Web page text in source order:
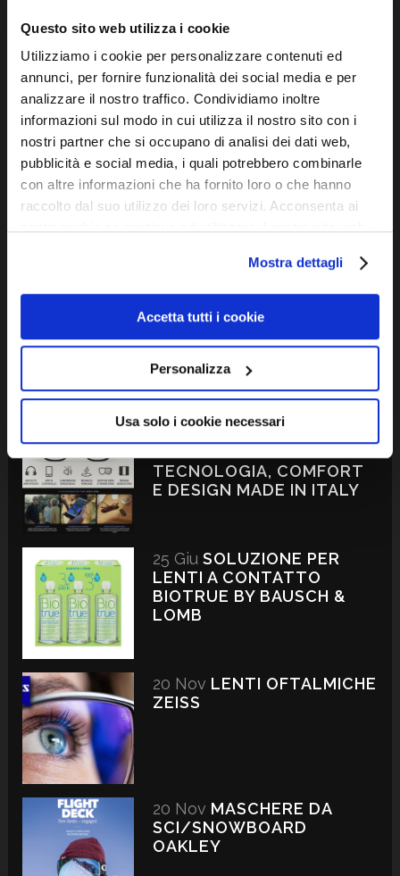
Questo sito web utilizza i cookie
Utilizziamo i cookie per personalizzare contenuti ed
annunci, per fornire funzionalità dei social media e per
analizzare il nostro traffico. Condividiamo inoltre
informazioni sul modo in cui utilizza il nostro sito con i
nostri partner che si occupano di analisi dei dati web,
pubblicità e social media, i quali potrebbero combinarle
con altre informazioni che ha fornito loro o che hanno
raccolto dal suo utilizzo dei loro servizi. Acconsenta ai
Mostra dettagli
Accetta tutti i cookie
Personalizza
Usa solo i cookie necessari
T. e F.
+39 010 2510571
Da Martedì a Sabato 9.00/12.30 – 15.30/19.30
INFO@OTTICADIOPTER.COM
UTILITY
Company info
Informativa sui cookies
TECNOLOGIA, COMFORT
E DESIGN MADE IN ITALY
25 Giu SOLUZIONE PER
LENTI A CONTATTO
BIOTRUE BY BAUSCH &
LOMB
20 Nov LENTI OFTALMICHE
ZEISS
20 Nov MASCHERE DA
SCI/SNOWBOARD
OAKLEY